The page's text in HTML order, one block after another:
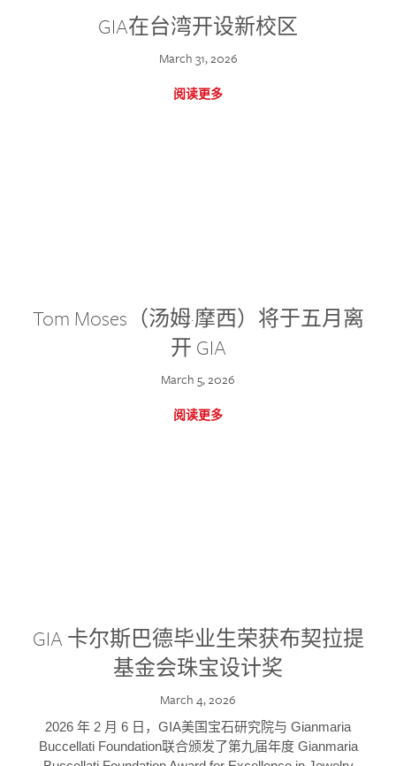
GIA在台湾开设新校区
March 31, 2026
阅读更多
Tom Moses（汤姆·摩西）将于五月离
开 GIA
March 5, 2026
阅读更多
GIA 卡尔斯巴德毕业生荣获布契拉提
基金会珠宝设计奖
March 4, 2026
2026 年 2 月 6 日，GIA美国宝石研究院与 Gianmaria
Buccellati Foundation联合颁发了第九届年度 Gianmaria